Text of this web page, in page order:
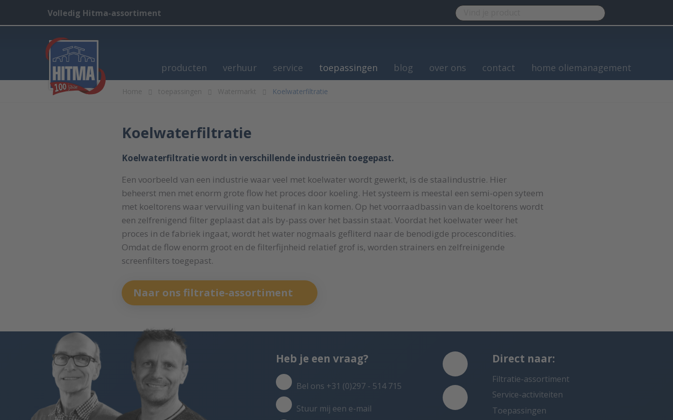
Volledig Hitma-assortiment
producten verhuur service toepassingen blog over ons contact home oliemanagement
Home toepassingen Watermarkt Koelwaterfiltratie
Koelwaterfiltratie
Koelwaterfiltratie wordt in verschillende industrieën toegepast.
Een voorbeeld van een industrie waar veel met koelwater wordt gewerkt, is de staalindustrie. Hier
beheerst men met enorm grote flow het proces door koeling. Het systeem is meestal een semi-open syteem
met koeltorens waar vervuiling van buitenaf in kan komen. Op het voorraadbassin van de koeltorens wordt
een zelfrenigend filter geplaast dat als by-pass over het bassin staat. Voordat het koelwater weer het
proces in de fabriek ingaat, wordt het water nogmaals gefliterd naar de benodigde procescondities.
Omdat de flow enorm groot en de filterfijnheid relatief grof is, worden strainers en zelfreinigende
screenfilters toegepast.
Naar ons filtratie-assortiment
Heb je een vraag?
Bel ons +31 (0)297 - 514 715
Stuur mij een e-mail
Direct naar:
Filtratie-assortiment
Service-activiteiten
Toepassingen